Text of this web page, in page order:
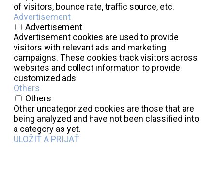
of visitors, bounce rate, traffic source, etc.
Advertisement
Advertisement
Advertisement cookies are used to provide
visitors with relevant ads and marketing
campaigns. These cookies track visitors across
websites and collect information to provide
customized ads.
Others
Others
Other uncategorized cookies are those that are
being analyzed and have not been classified into
a category as yet.
ULOŽIŤ A PRIJAŤ